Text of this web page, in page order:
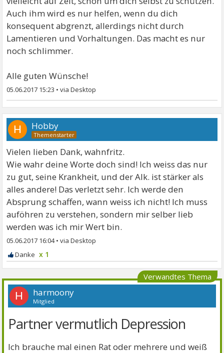
Auch ihm wird es nur helfen, wenn du dich
konsequent abgrenzt, allerdings nicht durch
Lamentieren und Vorhaltungen. Das macht es nur
noch schlimmer.
Alle guten Wünsche!
05.06.2017 15:23 •
H Hobby
Vielen lieben Dank, wahnfritz.
Wie wahr deine Worte doch sind! Ich weiss das nur
zu gut, seine Krankheit, und der Alk. ist stärker als
alles andere! Das verletzt sehr. Ich werde den
Absprung schaffen, wann weiss ich nicht! Ich muss
auföhren zu verstehen, sondern mir selber lieb
werden was ich mir Wert bin.
05.06.2017 16:04•
x 1
Verwandtes Thema
H harmoony
Mitglied
Partner vermutlich Depression
Ich brauche mal einen Rat oder mehrere und weiß